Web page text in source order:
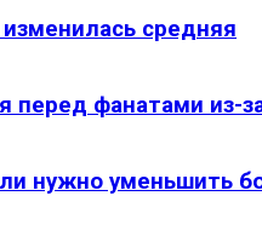
средняя
перед фанатами из-
нужно уменьшить